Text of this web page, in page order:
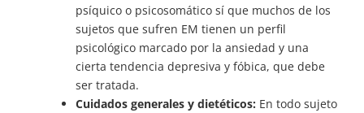
psíquico o psicosomático sí que muchos de los
sujetos que sufren EM tienen un perfil
psicológico marcado por la ansiedad y una
cierta tendencia depresiva y fóbica, que debe
ser tratada.
Cuidados generales y dietéticos: En todo sujeto